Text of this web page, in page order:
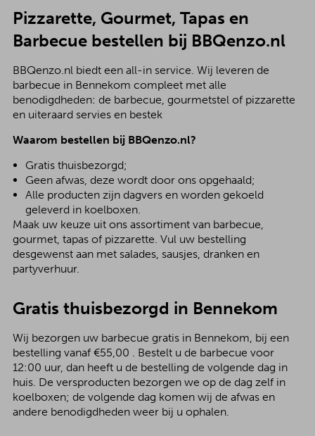
Pizzarette, Gourmet, Tapas en
Barbecue bestellen bij BBQenzo.nl
BBQenzo.nl biedt een all-in service. Wij leveren de
barbecue in Bennekom compleet met alle
benodigdheden: de barbecue, gourmetstel of pizzarette
en uiteraard servies en bestek
Waarom bestellen bij BBQenzo.nl?
Gratis thuisbezorgd;
Geen afwas, deze wordt door ons opgehaald;
Alle producten zijn dagvers en worden gekoeld
geleverd in koelboxen.
Maak uw keuze uit ons assortiment van barbecue,
gourmet, tapas of pizzarette. Vul uw bestelling
desgewenst aan met salades, sausjes, dranken en
partyverhuur.
Gratis thuisbezorgd in Bennekom
Wij bezorgen uw barbecue gratis in Bennekom, bij een
bestelling vanaf €55,00 . Bestelt u de barbecue voor
12:00 uur, dan heeft u de bestelling de volgende dag in
huis. De versproducten bezorgen we op de dag zelf in
koelboxen; de volgende dag komen wij de afwas en
andere benodigdheden weer bij u ophalen.